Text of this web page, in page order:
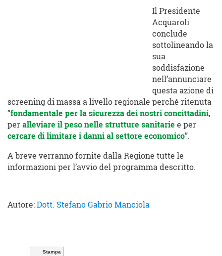
Il Presidente
Acquaroli
conclude
sottolineando la
sua
soddisfazione
nell’annunciare
questa azione di
screening di massa a livello regionale perché ritenuta
“fondamentale per la sicurezza dei nostri concittadini,
per alleviare il peso nelle strutture sanitarie e per
cercare di limitare i danni al settore economico”.
A breve verranno fornite dalla Regione tutte le
informazioni per l’avvio del programma descritto.
Autore: Dott. Stefano Gabrio Manciola
Stampa